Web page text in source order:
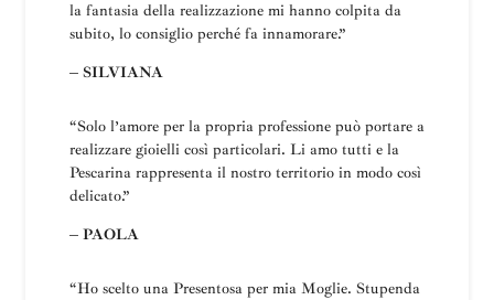
la fantasia della realizzazione mi hanno colpita da
subito, lo consiglio perché fa innamorare.”
– SILVIANA
“Solo l’amore per la propria professione può portare a
realizzare gioielli così particolari. Li amo tutti e la
Pescarina rappresenta il nostro territorio in modo così
delicato.”
– PAOLA
“Ho scelto una Presentosa per mia Moglie. Stupenda